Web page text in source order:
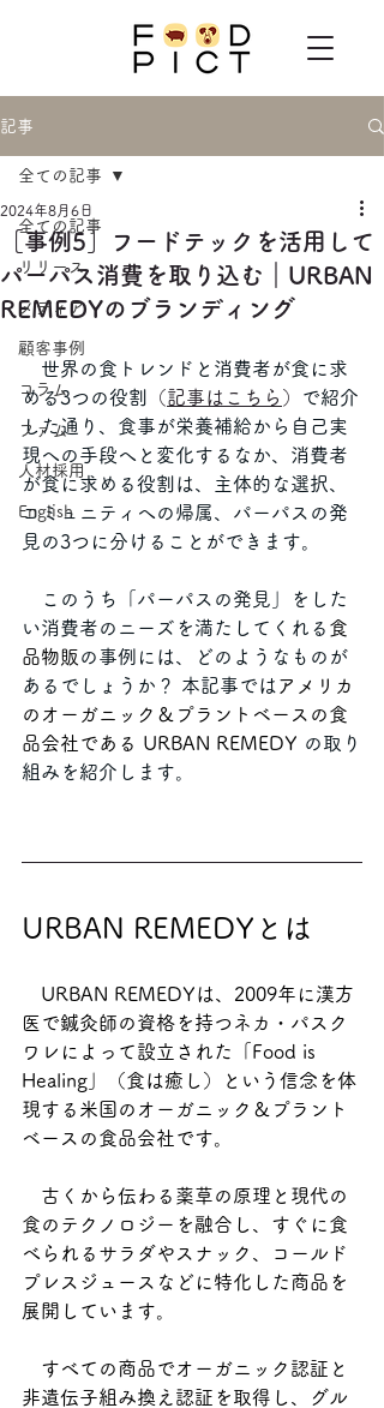
記事
全ての記事
リリース
メディア
顧客事例
コラム
ファム
人材採用
English
全ての記事
［事例5］フードテックを活用して
パーパス消費を取り込む｜URBAN
REMEDYのブランディング
2024年8月6日
世界の食トレンドと消費者が食に求
める3つの役割
（記事はこちら ）
で紹介
した通り、食事が栄養補給から自己実
現への手段へと変化するなか、消費者
が食に求める役割は、主体的な選択、
コミュニティへの帰属、パーパスの発
見の3つに分けることができます。
このうち「パーパスの発見」をした
い消費者のニーズを満たしてくれる 食
品物販の事例には、どのようなものが
あるでしょうか？ 本記事では アメリカ
のオーガニック＆プラントベースの食
品会社である URBAN REMEDY の取り
組みを紹介します。
URBAN REMEDYとは
URBAN REMEDYは、2009年に漢方
医で鍼灸師の資格を持つネカ・パスク
ワレによって設立された「Food is
Healing」（食は癒し）という信念を体
現する米国のオーガニック＆プラント
ベースの食品会社です。
古くから伝わる薬草の原理と現代の
食のテクノロジーを融合し、すぐに食
べられるサラダやスナック、コールド
プレスジュースなどに特化した商品を
展開しています。
すべての商品でオーガニック認証と
非遺伝子組み換え認証を取得し、グル